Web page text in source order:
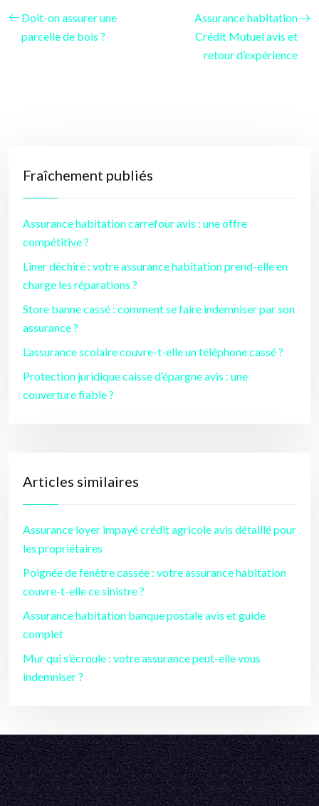
Doit-on assurer une
parcelle de bois ?
Assurance habitation
Crédit Mutuel avis et
retour d’expérience
Fraîchement publiés
Assurance habitation carrefour avis : une offre
compétitive ?
Liner déchiré : votre assurance habitation prend-elle en
charge les réparations ?
Store banne cassé : comment se faire indemniser par son
assurance ?
L’assurance scolaire couvre-t-elle un téléphone cassé ?
Protection juridique caisse d’épargne avis : une
couverture fiable ?
Articles similaires
Assurance loyer impayé crédit agricole avis détaillé pour
les propriétaires
Poignée de fenêtre cassée : votre assurance habitation
couvre-t-elle ce sinistre ?
Assurance habitation banque postale avis et guide
complet
Mur qui s’écroule : votre assurance peut-elle vous
indemniser ?